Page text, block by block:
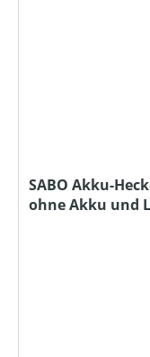
SABO Akku-
ohne Akku und